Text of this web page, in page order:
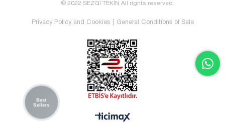
© 2022 SEZGİ TEKİN All rights reserved.
Privacy Policy and Cookies General Conditions of Sale
Best
Sellers